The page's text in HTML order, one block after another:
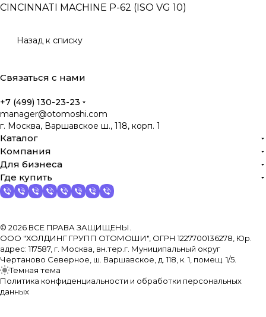
CINCINNATI MACHINE P-62 (ISO VG 10)
Назад к списку
Связаться с нами
+7 (499) 130-23-23
manager@otomoshi.com
г. Москва, Варшавское ш., 118, корп. 1
Каталог
Компания
Для бизнеса
Где купить
© 2026 ВСЕ ПРАВА ЗАЩИЩЕНЫ.
ООО "ХОЛДИНГ ГРУПП ОТОМОШИ", ОГРН 1227700136278, Юр.
адрес: 117587, г. Москва, вн.тер.г. Муниципальный округ
Чертаново Северное, ш. Варшавское, д. 118, к. 1, помещ. 1/5.
Темная тема
Политика конфиденциальности и обработки персональных
данных